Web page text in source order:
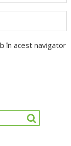
în acest navigator